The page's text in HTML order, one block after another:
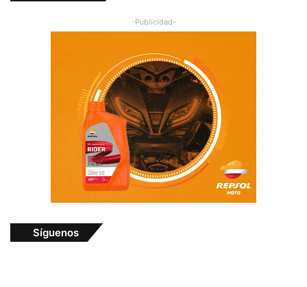
-Publicidad-
Síguenos